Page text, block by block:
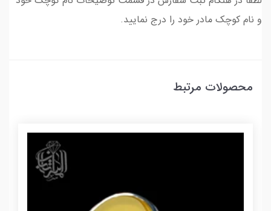
و نام کوچک مادر خود را درج نمایید.
محصولات مرتبط